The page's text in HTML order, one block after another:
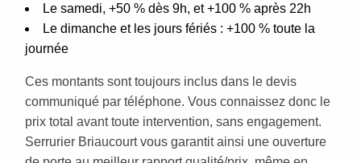
Le samedi, +50 % dès 9h, et +100 % après 22h
Le dimanche et les jours fériés : +100 % toute la
journée
Ces montants sont toujours inclus dans le devis
communiqué par téléphone. Vous connaissez donc le
prix total avant toute intervention, sans engagement.
Serrurier Briaucourt vous garantit ainsi une ouverture